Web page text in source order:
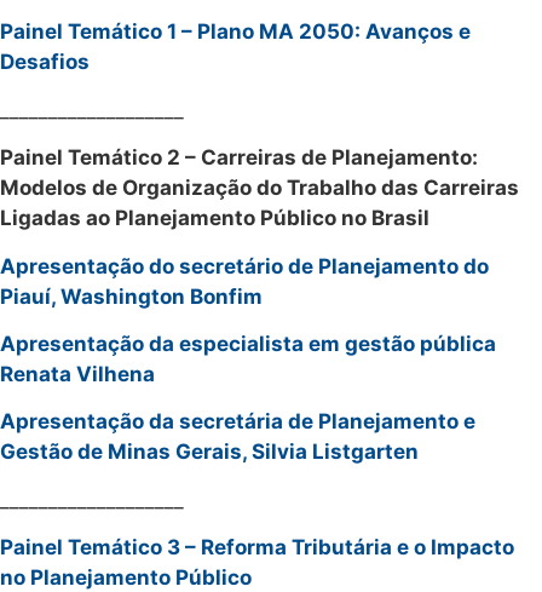
Painel Temático 1 – Plano MA 2050: Avanços e
Desafios
Painel Temático 2 – Carreiras de Planejamento:
Modelos de Organização do Trabalho das Carreiras
Ligadas ao Planejamento Público no Brasil
Apresentação do secretário de Planejamento do
Piauí, Washington Bonfim
Apresentação da especialista em gestão pública
Renata Vilhena
Apresentação da secretária de Planejamento e
Gestão de Minas Gerais, Silvia Listgarten
Painel Temático 3 – Reforma Tributária e o Impacto
no Planejamento Público